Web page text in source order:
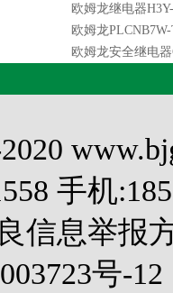
欧姆龙继电器
欧姆龙
欧姆龙安全继电
手机
信息举报
号-12